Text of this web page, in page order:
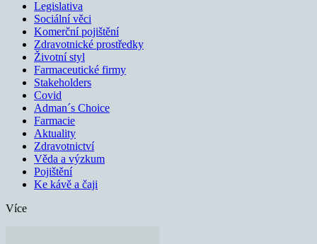
Legislativa
Sociální věci
Komerční pojištění
Zdravotnické prostředky
Životní styl
Farmaceutické firmy
Stakeholders
Covid
Adman´s Choice
Farmacie
Aktuality
Zdravotnictví
Věda a výzkum
Pojištění
Ke kávě a čaji
Více